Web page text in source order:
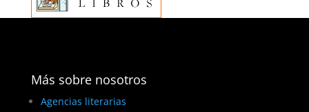
Más sobre nosotros
Agencias literarias